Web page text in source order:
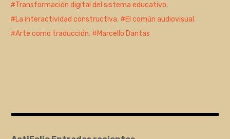
Transformación digital del sistema educativo,
La interactividad constructiva, El común audiovisual ,
Arte como traducción, Marcello Dantas